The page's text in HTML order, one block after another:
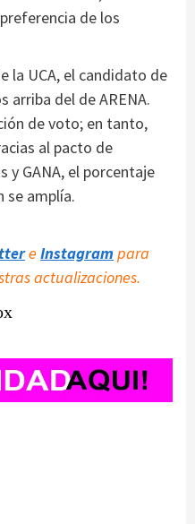
de los
la UCA, el candidato de
arriba del de ARENA.
de voto; en tanto,
al pacto de
y GANA, el porcentaje
se amplía.
e Instagram para
actualizaciones.